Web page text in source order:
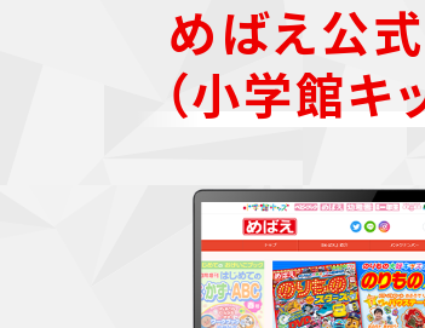
めばえ公
（小学館キ